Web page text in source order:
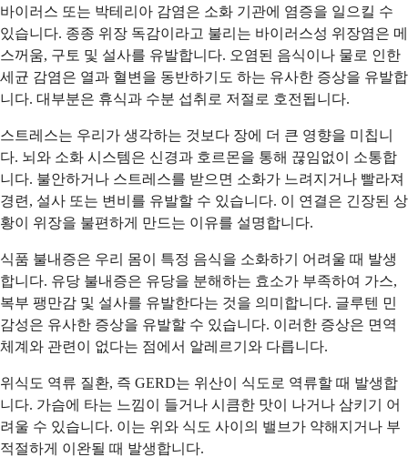
바이러스 또는 박테리아 감염은 소화 기관에 염증을 일으킬 수
있습니다. 종종 위장 독감이라고 불리는 바이러스성 위장염은 메
스꺼움, 구토 및 설사를 유발합니다. 오염된 음식이나 물로 인한
세균 감염은 열과 혈변을 동반하기도 하는 유사한 증상을 유발합
니다. 대부분은 휴식과 수분 섭취로 저절로 호전됩니다.
스트레스는 우리가 생각하는 것보다 장에 더 큰 영향을 미칩니
다. 뇌와 소화 시스템은 신경과 호르몬을 통해 끊임없이 소통합
니다. 불안하거나 스트레스를 받으면 소화가 느려지거나 빨라져
경련, 설사 또는 변비를 유발할 수 있습니다. 이 연결은 긴장된 상
황이 위장을 불편하게 만드는 이유를 설명합니다.
식품 불내증은 우리 몸이 특정 음식을 소화하기 어려울 때 발생
합니다. 유당 불내증은 유당을 분해하는 효소가 부족하여 가스,
복부 팽만감 및 설사를 유발한다는 것을 의미합니다. 글루텐 민
감성은 유사한 증상을 유발할 수 있습니다. 이러한 증상은 면역
체계와 관련이 없다는 점에서 알레르기와 다릅니다.
위식도 역류 질환, 즉 GERD는 위산이 식도로 역류할 때 발생합
니다. 가슴에 타는 느낌이 들거나 시큼한 맛이 나거나 삼키기 어
려울 수 있습니다. 이는 위와 식도 사이의 밸브가 약해지거나 부
적절하게 이완될 때 발생합니다.